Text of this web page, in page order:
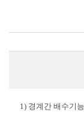
1) 경계간 배수기